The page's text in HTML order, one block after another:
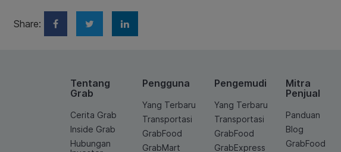
Share:
Tentang
Grab
Cerita Grab
Inside Grab
Hubungan
Pengguna
Yang Terbaru
Transportasi
GrabFood
GrabMart
Pengemudi
Yang Terbaru
Transportasi
GrabFood
GrabExpress
Mitra
Penjual
Panduan
Blog
GrabFood